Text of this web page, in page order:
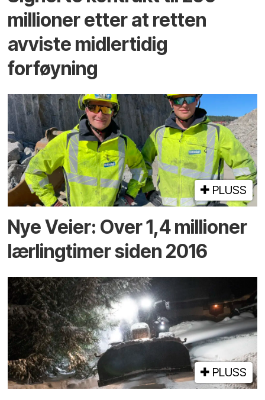
millioner etter at retten
avviste midlertidig
forføyning
PLUSS
Nye Veier: Over 1,4 millioner
lærlingtimer siden 2016
PLUSS